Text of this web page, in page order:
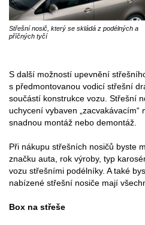
Střešní nosič, který se skládá z podélných a
příčných tyčí
S další možností upevnění
s předmontovanou vodicí střešní
součástí konstrukce vozu. Střešní
uchycení vybaven „zacvakávacím“
snadnou montáž nebo demontáž.
Při nákupu střešních nosičů byste
značku auta, rok výroby, typ
vozu střešními podélníky. A také
nabízené střešní nosiče mají
Box na střeše